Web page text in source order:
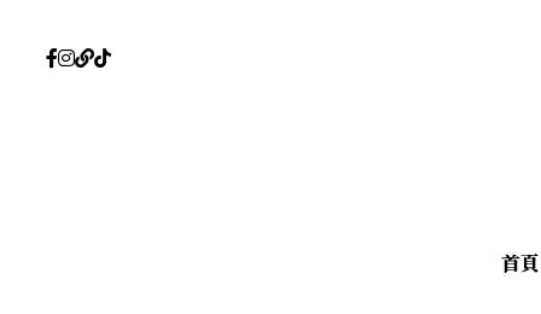
首頁
首頁